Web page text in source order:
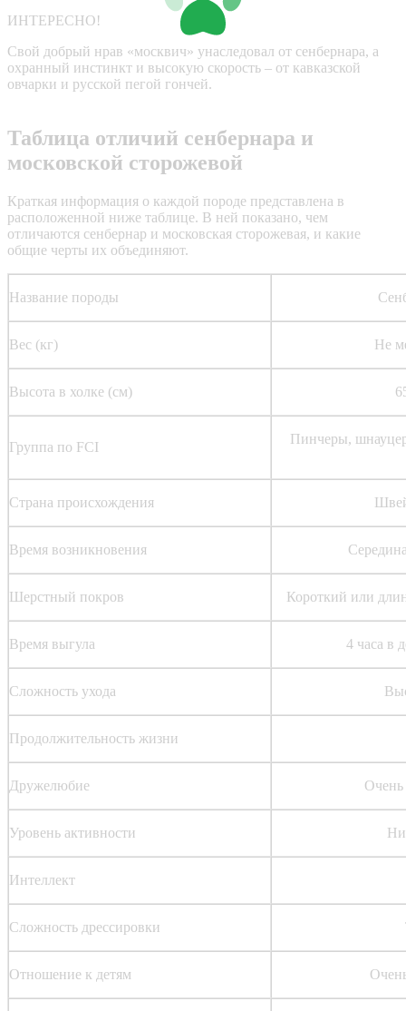
ИНТЕРЕСНО!
Свой добрый нрав «москвич» унаследовал от сенбернара, а
охранный инстинкт и высокую скорость – от кавказской
овчарки и русской пегой гончей.
Таблица отличий сенбернара и
московской сторожевой
Краткая информация о каждой породе представлена в
расположенной ниже таблице. В ней показано, чем
отличаются сенбернар и московская сторожевая, и какие
общие черты их объединяют.
Название породы
Вес (кг) Не
Высота в холке (см)
Группа по FCI
Пинчеры,
Страна происхождения
Время возникновения
Шерстный покров Короткий или
Время выгула 4 часа в
Сложность ухода
Продолжительность жизни
Дружелюбие Очень
Уровень активности
Интеллект
Сложность дрессировки
Отношение к детям